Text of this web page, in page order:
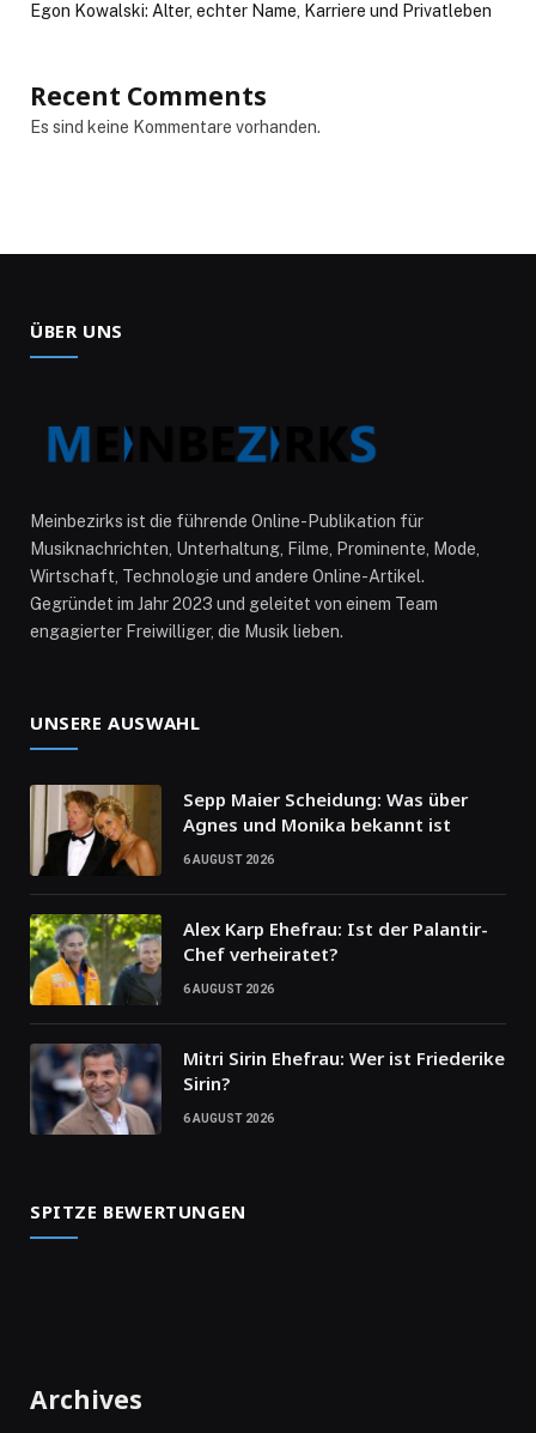
Egon Kowalski: Alter, echter Name, Karriere und Privatleben
Recent Comments
Es sind keine Kommentare vorhanden.
ÜBER UNS
Meinbezirks ist die führende Online-Publikation für
Musiknachrichten, Unterhaltung, Filme, Prominente, Mode,
Wirtschaft, Technologie und andere Online-Artikel.
Gegründet im Jahr 2023 und geleitet von einem Team
engagierter Freiwilliger, die Musik lieben.
UNSERE AUSWAHL
Sepp Maier Scheidung: Was über
Agnes und Monika bekannt ist
6 AUGUST 2026
Alex Karp Ehefrau: Ist der Palantir-
Chef verheiratet?
6 AUGUST 2026
Mitri Sirin Ehefrau: Wer ist Friederike
Sirin?
6 AUGUST 2026
SPITZE BEWERTUNGEN
Archives